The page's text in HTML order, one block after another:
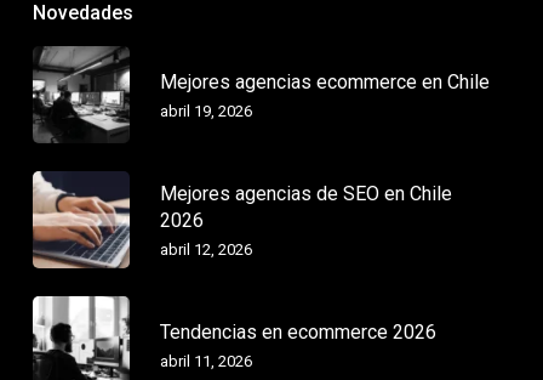
Novedades
Mejores agencias ecommerce en Chile
abril 19, 2026
Mejores agencias de SEO en Chile
2026
abril 12, 2026
Tendencias en ecommerce 2026
abril 11, 2026